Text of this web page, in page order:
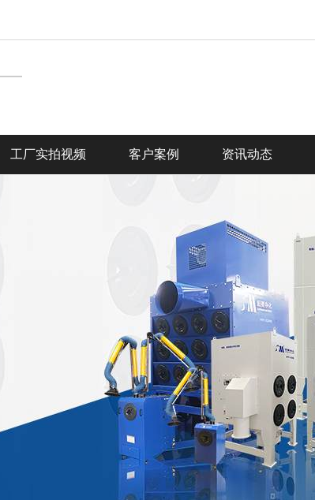
工厂实拍视频 客户案例 资讯动态